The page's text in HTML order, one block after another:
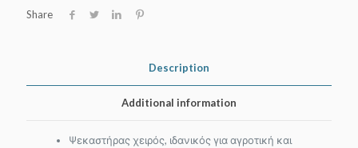
Share
Description
Additional information
Ψεκαστήρας χειρός, ιδανικός για αγροτική και